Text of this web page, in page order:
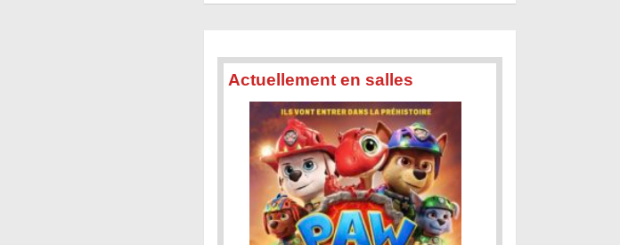
Actuellement en salles